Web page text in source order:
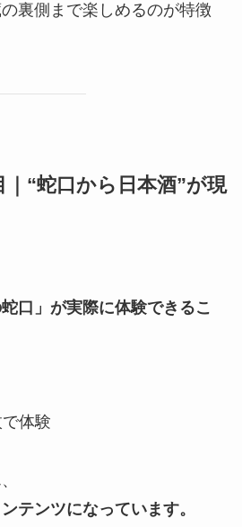
裏側まで楽しめるのが特徴
“蛇口から日本酒”が現
口」が実際に体験できるこ
体験
テンツになっています。